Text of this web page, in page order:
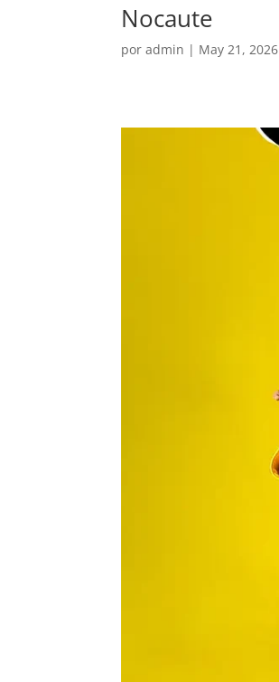
Nocaute
poradmin | May 21, 2026